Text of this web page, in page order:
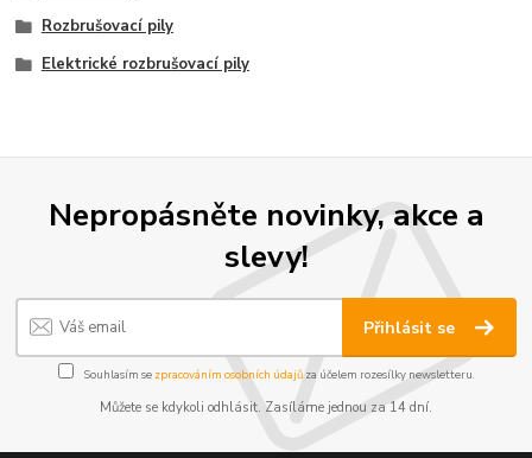
Rozbrušovací pily
Elektrické rozbrušovací pily
Nepropásněte novinky, akce a
slevy!
Přihlásit se
Souhlasím se zpracováním osobních údajůza účelem rozesílky newsletteru.
Můžete se kdykoli odhlásit. Zasíláme jednou za 14 dní.